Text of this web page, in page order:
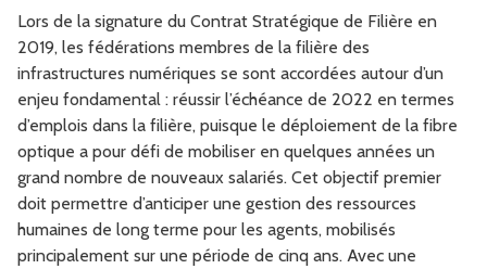
Lors de la signature du Contrat Stratégique de Filière en
2019, les fédérations membres de la filière des
infrastructures numériques se sont accordées autour d’un
enjeu fondamental : réussir l’échéance de 2022 en termes
d’emplois dans la filière, puisque le déploiement de la fibre
optique a pour défi de mobiliser en quelques années un
grand nombre de nouveaux salariés. Cet objectif premier
doit permettre d’anticiper une gestion des ressources
humaines de long terme pour les agents, mobilisés
principalement sur une période de cinq ans. Avec une